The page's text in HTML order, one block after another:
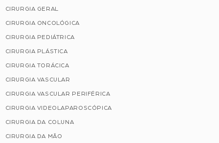
CIRURGIA GERAL
CIRURGIA ONCOLÓGICA
CIRURGIA PEDIÁTRICA
CIRURGIA PLÁSTICA
CIRURGIA TORÁCICA
CIRURGIA VASCULAR
CIRURGIA VASCULAR PERIFÉRICA
CIRURGIA VIDEOLAPAROSCÓPICA
CIRURGIA DA COLUNA
CIRURGIA DA MÃO